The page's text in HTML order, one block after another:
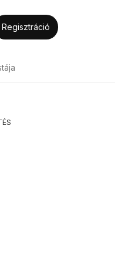
Regisztráció